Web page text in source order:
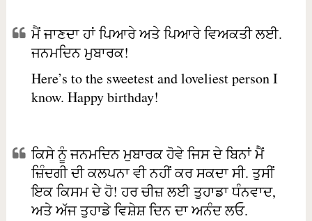
ਮੈਂ ਜਾਣਦਾ ਹਾਂ ਪਿਆਰੇ ਅਤੇ ਪਿਆਰੇ ਵਿਅਕਤੀ ਲਈ.
ਜਨਮਦਿਨ ਮੁਬਾਰਕ!
Here’s to the sweetest and loveliest person I
know. Happy birthday!
ਕਿਸੇ ਨੂੰ ਜਨਮਦਿਨ ਮੁਬਾਰਕ ਹੋਵੇ ਜਿਸ ਦੇ ਬਿਨਾਂ ਮੈਂ
ਜ਼ਿੰਦਗੀ ਦੀ ਕਲਪਨਾ ਵੀ ਨਹੀਂ ਕਰ ਸਕਦਾ ਸੀ. ਤੁਸੀਂ
ਇਕ ਕਿਸਮ ਦੇ ਹੋ! ਹਰ ਚੀਜ਼ ਲਈ ਤੁਹਾਡਾ ਧੰਨਵਾਦ,
ਅਤੇ ਅੱਜ ਤੁਹਾਡੇ ਵਿਸ਼ੇਸ਼ ਦਿਨ ਦਾ ਅਨੰਦ ਲਓ.